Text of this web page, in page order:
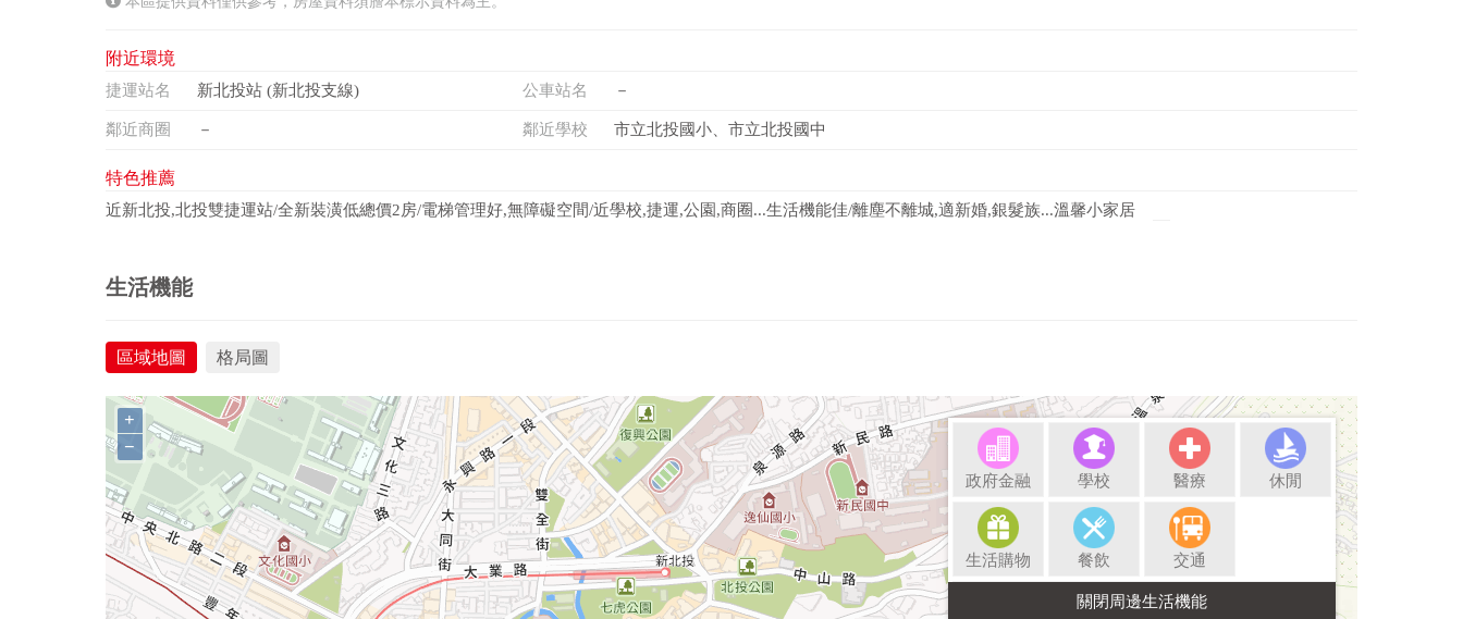
附近環境
捷運站名 新北投站 (新北投支線) 公車站名 －
鄰近商圈 － 鄰近學校 市立北投國小、市立北投國中
特色推薦
近新北投,北投雙捷運站/全新裝潢低總價2房/電梯管理好,無障礙空間/近學校,捷運,公園,商圈...生活機能佳/離塵不離城,適新婚,銀髮族...溫馨小家居
生活機能
區域地圖 格局圖
政府金融 學校 醫療 休閒
生活購物 餐飲 交通
+
−